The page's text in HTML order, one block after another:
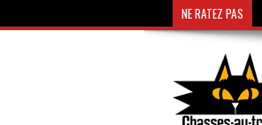
NE RATEZ PAS